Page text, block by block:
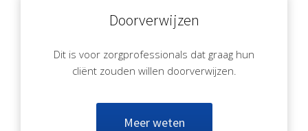
Doorverwijzen
Dit is voor zorgprofessionals dat graag hun
cliënt zouden willen doorverwijzen.
Meer weten